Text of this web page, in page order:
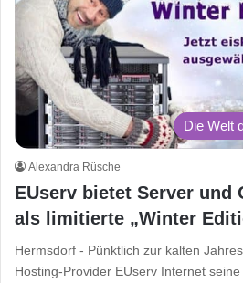
Die Welt
Alexandra Rüsche
EUserv bietet Server und
als limitierte „Winter
Hermsdorf - Pünktlich zur kalten
Hosting-Provider EUserv Internet seine